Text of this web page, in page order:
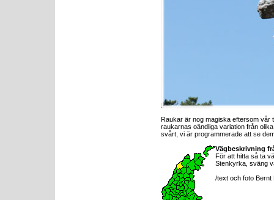
Raukar är nog magiska eftersom vår
raukarnas oändliga variation från
svårt, vi är programmerade att se
Vägbeskrivning
För att hitta så ta
Stenkyrka, sväng
/text och foto Bernt